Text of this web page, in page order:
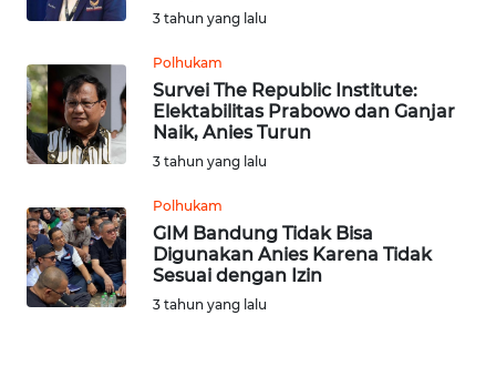
3 tahun yang lalu
Polhukam
Survei The Republic Institute:
Elektabilitas Prabowo dan Ganjar
Naik, Anies Turun
3 tahun yang lalu
Polhukam
GIM Bandung Tidak Bisa
Digunakan Anies Karena Tidak
Sesuai dengan Izin
3 tahun yang lalu
DAIRI
WN
DANAU
TOBA
WN
LANGKAT